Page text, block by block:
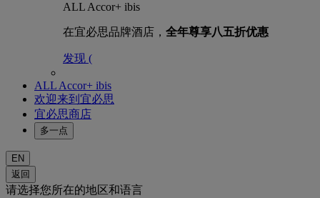
ALL Accor+ ibis
在宜必思品牌酒店， 全年尊享八五折优惠
发现 (
ALL Accor+ ibis
欢迎来到宜必思
宜必思商店
多一点
EN
返回
请选择您所在的地区和语言